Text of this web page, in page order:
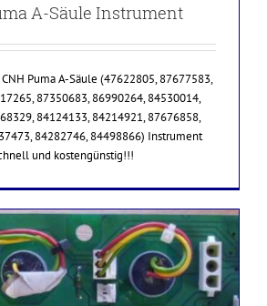
A-Säule Instrument
Puma A-Säule (47622805, 87677583,
87350683, 86990264, 84530014,
84124133, 84214921, 87676858,
84282746, 84498866) Instrument
und kostengünstig!!!